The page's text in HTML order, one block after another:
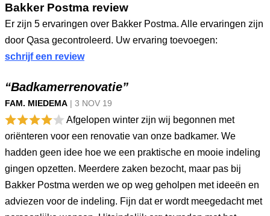
Bakker Postma review
Er zijn 5 ervaringen over Bakker Postma. Alle ervaringen zijn
door Qasa gecontroleerd. Uw ervaring toevoegen:
schrijf een review
“Badkamerrenovatie”
FAM. MIEDEMA | 3 NOV 19
Afgelopen winter zijn wij begonnen met
oriënteren voor een renovatie van onze badkamer. We
hadden geen idee hoe we een praktische en mooie indeling
gingen opzetten. Meerdere zaken bezocht, maar pas bij
Bakker Postma werden we op weg geholpen met ideeën en
adviezen voor de indeling. Fijn dat er wordt meegedacht met